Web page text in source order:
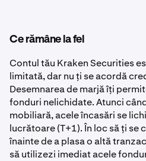
Ce rămâne la fel
Contul tău Kraken Securities
limitată, dar nu ți se acordă
Desemnarea de marjă îți
fonduri nelichidate. Atunci
mobiliară, acele încasări se
lucrătoare (T+1). În loc să ți se
înainte de a plasa o altă
să utilizezi imediat acele